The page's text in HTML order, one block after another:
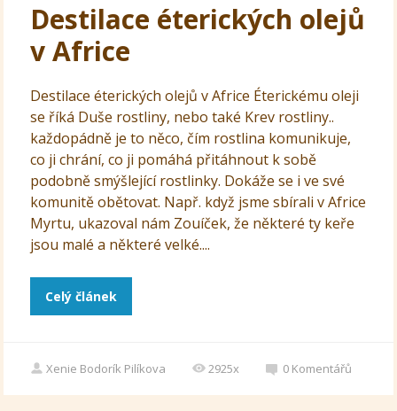
Destilace éterických olejů
v Africe
Destilace éterických olejů v Africe Éterickému oleji
se říká Duše rostliny, nebo také Krev rostliny..
každopádně je to něco, čím rostlina komunikuje,
co ji chrání, co ji pomáhá přitáhnout k sobě
podobně smýšlející rostlinky. Dokáže se i ve své
komunitě obětovat. Např. když jsme sbírali v Africe
Myrtu, ukazoval nám Zouíček, že některé ty keře
jsou malé a některé velké....
Celý článek
Xenie Bodorík Pilíkova 2925x 0 Komentářů